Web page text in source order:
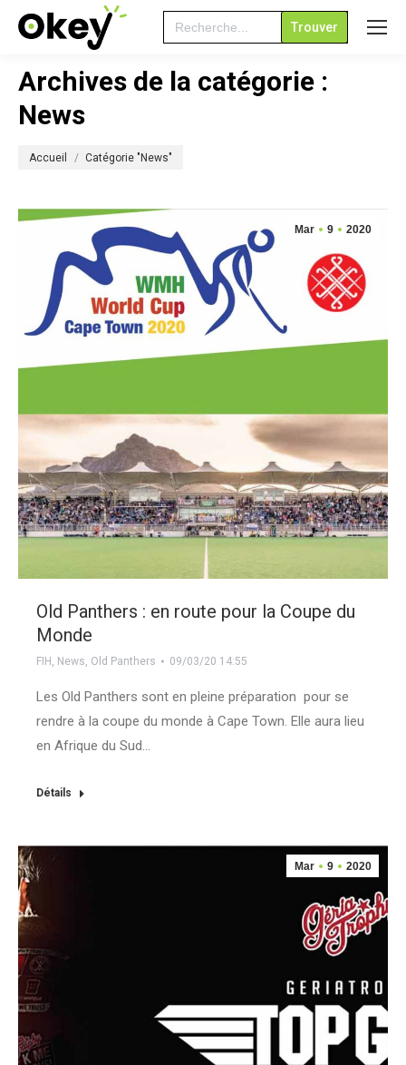
Search
for:
Archives de la catégorie :
News
Accueil Catégorie "News"
Mar 9 2020
Old Panthers : en route pour la Coupe du
Monde
FIH , News, Old Panthers 09/03/20 14:55
Les Old Panthers sont en pleine préparation pour se
rendre à la coupe du monde à Cape Town. Elle aura lieu
en Afrique du Sud…
Détails
Mar 9 2020